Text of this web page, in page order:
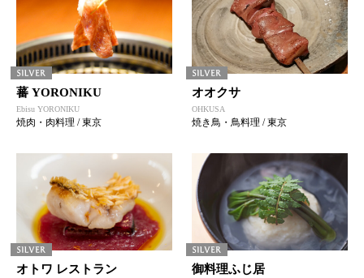
蕃 YORONIKU
Ebisu YORONIKU
焼肉・肉料理 / 東京
オオクサ
OHKUSA
焼き鳥・鳥料理 / 東京
オトワ レストラン 御料理ふじ居